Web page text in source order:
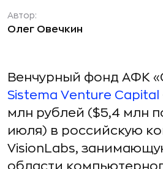
Автор:
Олег Овечкин
Венчурный фонд АФК
Sistema Venture Capital
млн рублей ($5,4 млн
июля) в российскую
VisionLabs,
области